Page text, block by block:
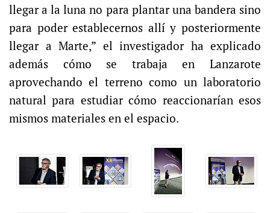
llegar a la luna no para plantar una bandera sino
para poder establecernos allí y posteriormente
llegar a Marte,” el investigador ha explicado
además cómo se trabaja en Lanzarote
aprovechando el terreno como un laboratorio
natural para estudiar cómo reaccionarían esos
mismos materiales en el espacio.